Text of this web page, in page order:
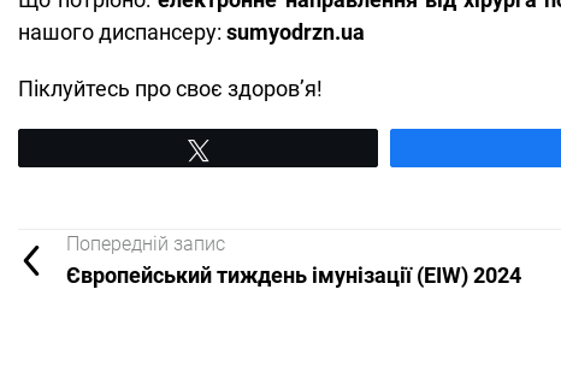
нашого диспансеру: sumyodrzn.ua
Піклуйтесь про своє здоров’я!
Попередній запис
Європейський тиждень імунізації (EIW) 2024